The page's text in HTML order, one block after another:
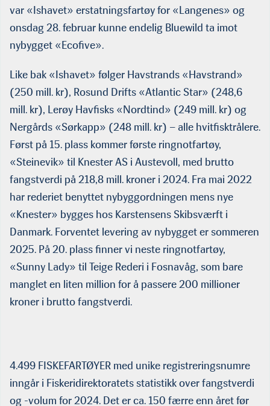
var «Ishavet» erstatningsfartøy for «Langenes» og
onsdag 28. februar kunne endelig Bluewild ta imot
nybygget «Ecofive».
Like bak «Ishavet» følger Havstrands «Havstrand»
(250 mill. kr), Rosund Drifts «Atlantic Star» (248,6
mill. kr), Lerøy Havfisks «Nordtind» (249 mill. kr) og
Nergårds «Sørkapp» (248 mill. kr) – alle hvitfisktrålere.
Først på 15. plass kommer første ringnotfartøy,
«Steinevik» til Knester AS i Austevoll, med brutto
fangstverdi på 218,8 mill. kroner i 2024. Fra mai 2022
har rederiet benyttet nybyggordningen mens nye
«Knester» bygges hos Karstensens Skibsværft i
Danmark. Forventet levering av nybygget er sommeren
2025. På 20. plass finner vi neste ringnotfartøy,
«Sunny Lady» til Teige Rederi i Fosnavåg, som bare
manglet en liten million for å passere 200 millioner
kroner i brutto fangstverdi.
4.499 FISKEFARTØYER med unike registreringsnumre
inngår i Fiskeridirektoratets statistikk over fangstverdi
og -volum for 2024. Det er ca. 150 færre enn året før